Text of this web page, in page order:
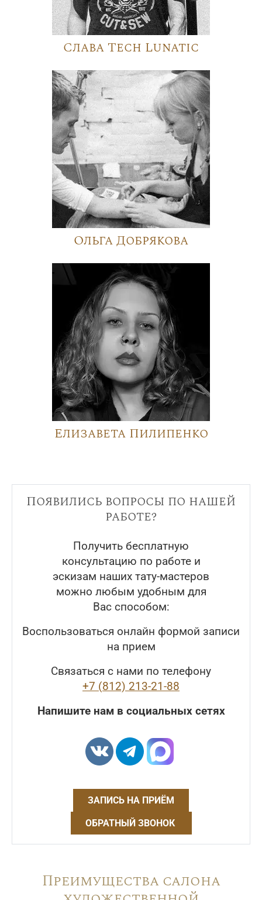
Слава Tech Lunatic
Ольга Добрякова
Елизавета Пилипенко
Появились вопросы по нашей
работе?
Получить бесплатную
консультацию по работе и
эскизам наших тату-мастеров
можно любым удобным для
Вас способом:
Воспользоваться онлайн формой записи
на прием
Связаться с нами по телефону
+7 (812) 213-21-88
Напишите нам в социальных сетях
ЗАПИСЬ НА ПРИЁМ
ОБРАТНЫЙ ЗВОНОК
Преимущества салона